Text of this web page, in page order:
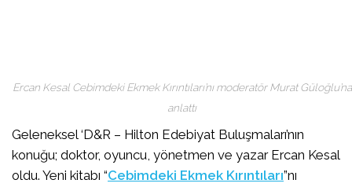
Ercan Kesal Cebimdeki Ekmek Kırıntıları’nı moderatör Murat Güloğlu’na
anlattı
Geleneksel ‘D&R – Hilton Edebiyat Buluşmaları’nın
konuğu; doktor, oyuncu, yönetmen ve yazar Ercan Kesal
oldu. Yeni kitabı “Cebimdeki Ekmek Kırıntıları”nı